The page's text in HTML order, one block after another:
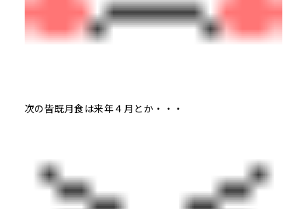
次の皆既月食は来年４月とか・・・